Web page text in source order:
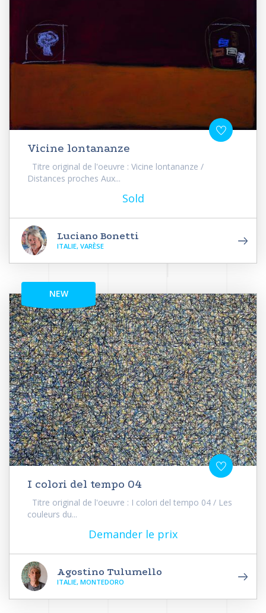
Vicine lontananze
Titre original de l'oeuvre : Vicine lontananze /
Distances proches Aux...
Sold
Luciano Bonetti
ITALIE, VARÈSE
NEW
I colori del tempo 04
Titre original de l'oeuvre : I colori del tempo 04 / Les
couleurs du...
Demander le prix
Agostino Tulumello
ITALIE, MONTEDORO